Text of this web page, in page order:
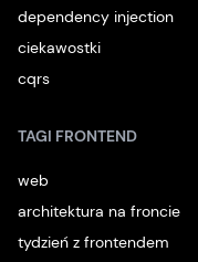
dependency injection
ciekawostki
cqrs
TAGI FRONTEND
web
architektura na froncie
tydzień z frontendem